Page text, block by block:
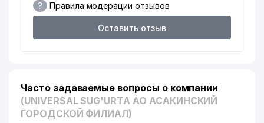
? Правила модерации отзывов
Оставить отзыв
Часто задаваемые вопросы о компании
(UNIVERSAL SUG'URTA АО АСАКИНСКИЙ
ГОРОДСКОЙ ФИЛИАЛ)